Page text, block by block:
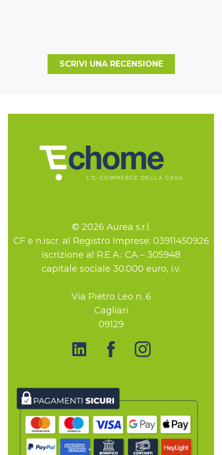
SCRIVI UNA RECENSIONE
© 2026 Aurea s.r.l.
CF e n.iscr. al Registro Imprese: 03911450926
iscrizione al R.E.A.: CA – 305948
capitale sociale 30.000 euro, i.v.
Via Pietro Leo n. 6
Cagliari
09129